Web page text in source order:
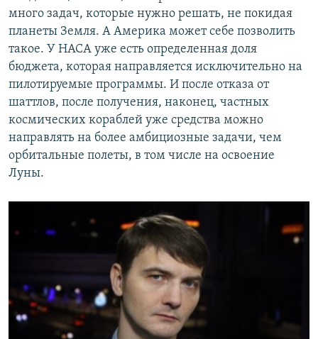
много задач, которые нужно решать, не покидая
планеты Земля. А Америка может себе позволить
такое. У НАСА уже есть определенная доля
бюджета, которая направляется исключительно на
пилотируемые программы. И после отказа от
шаттлов, после получения, наконец, частных
космических кораблей уже средства можно
направлять на более амбициозные задачи, чем
орбитальные полеты, в том числе на освоение
Луны.